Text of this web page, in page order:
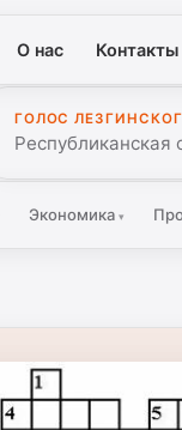
О нас Контакты
ГОЛОС
Республиканская
Экономика ▾